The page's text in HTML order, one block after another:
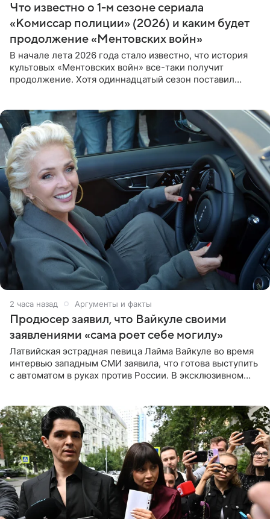
Что известно о 1-м сезоне сериала
«Комиссар полиции» (2026) и каким будет
продолжение «Ментовских войн»
В начале лета 2026 года стало известно, что история
культовых «Ментовских войн» все-таки получит
продолжение. Хотя одиннадцатый сезон поставил
2 часа назад Аргументы и факты
Продюсер заявил, что Вайкуле своими
заявлениями «сама роет себе могилу»
Латвийская эстрадная певица Лайма Вайкуле во время
интервью западным СМИ заявила, что готова выступить
с автоматом в руках против России. В эксклюзивном